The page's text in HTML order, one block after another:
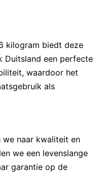
kilogram biedt deze
Duitsland een perfecte
waardoor het
als
we naar kwaliteit en
we een levenslange
garantie op de